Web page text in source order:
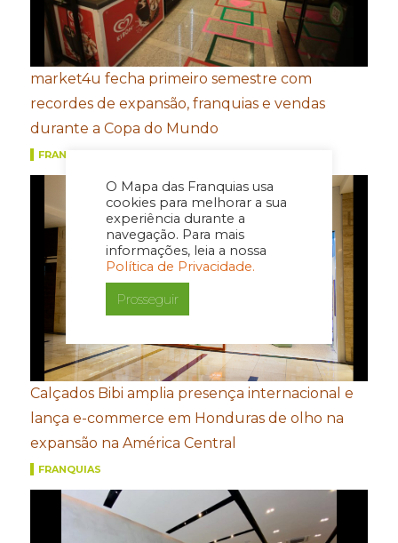
O Mapa das Franquias usa
cookies para melhorar a sua
experiência durante a
navegação. Para mais
informações, leia a nossa
Política de Privacidade.
Prosseguir
market4u fecha primeiro semestre com
recordes de expansão, franquias e vendas
durante a Copa do Mundo
FRANQUIAS
Calçados Bibi amplia presença internacional e
lança e-commerce em Honduras de olho na
expansão na América Central
FRANQUIAS